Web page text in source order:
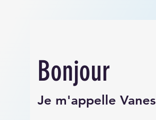
Bonjour
Je m'appelle